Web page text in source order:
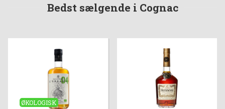
Bedst sælgende i Cognac
ØKOLOGISK